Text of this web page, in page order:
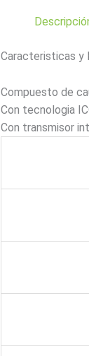
Caracteristicas y
Compuesto de
Con tecnologia
Con transmisor